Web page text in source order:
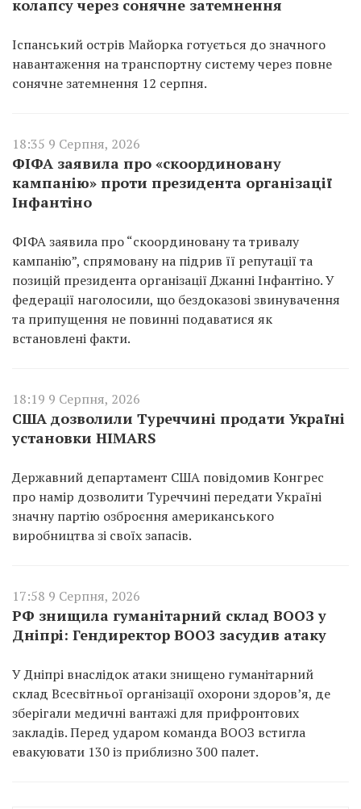
колапсу через сонячне затемнення
Іспанський острів Майорка готується до значного
навантаження на транспортну систему через повне
сонячне затемнення 12 серпня.
18:35 9 Серпня, 2026
ФІФА заявила про «скоординовану
кампанію» проти президента організації
Інфантіно
ФІФА заявила про “скоординовану та тривалу
кампанію”, спрямовану на підрив її репутації та
позицій президента організації Джанні Інфантіно. У
федерації наголосили, що бездоказові звинувачення
та припущення не повинні подаватися як
встановлені факти.
18:19 9 Серпня, 2026
США дозволили Туреччині продати Україні
установки HIMARS
Державний департамент США повідомив Конгрес
про намір дозволити Туреччині передати Україні
значну партію озброєння американського
виробництва зі своїх запасів.
17:58 9 Серпня, 2026
РФ знищила гуманітарний склад ВООЗ у
Дніпрі: Гендиректор ВООЗ засудив атаку
У Дніпрі внаслідок атаки знищено гуманітарний
склад Всесвітньої організації охорони здоров’я, де
зберігали медичні вантажі для прифронтових
закладів. Перед ударом команда ВООЗ встигла
евакуювати 130 із приблизно 300 палет.